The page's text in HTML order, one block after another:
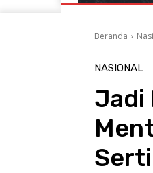
Beranda
NASIONAL
Jadi